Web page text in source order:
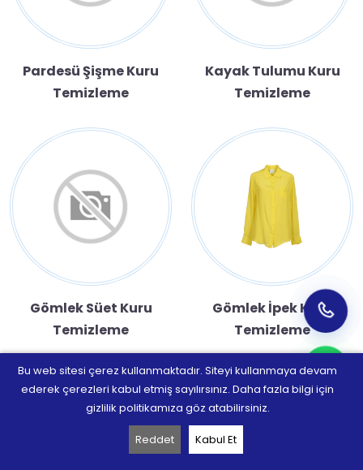
Pardesü Şişme Kuru
Temizleme
Kayak Tulumu Kuru
Temizleme
Gömlek Süet Kuru
Temizleme
Gömlek İpek Kuru
Temizleme
Bu web sitesi çerez kullanmaktadır. Siteyi kullanmaya devam
ederek çerezleri kabul etmiş sayılırsınız. Daha fazla bilgi için
gizlilik politikamıza göz atabilirsiniz.
Reddet Kabul Et
ÜRÜNLER İLETIŞIM